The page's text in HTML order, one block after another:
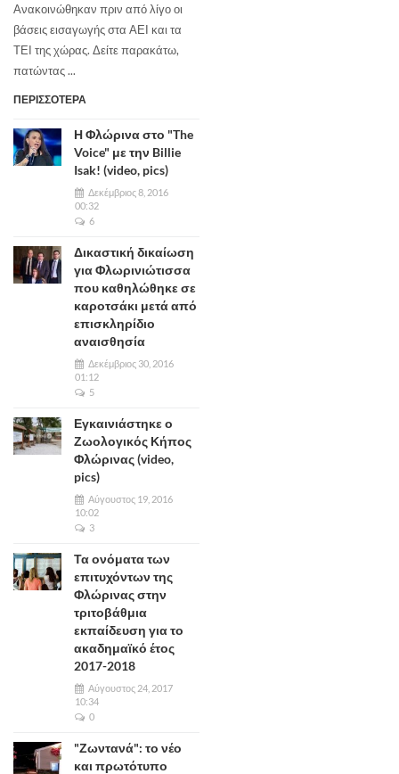
Ανακοινώθηκαν πριν από λίγο οι
βάσεις εισαγωγής στα ΑΕΙ και τα
ΤΕΙ της χώρας. Δείτε παρακάτω,
πατώντας ...
ΠΕΡΙΣΣΟΤΕΡΑ
Η Φλώρινα στο "The
Voice" με την Billie
Isak! (video, pics)
Δεκέμβριος 8, 2016
00:32
6
Δικαστική δικαίωση
για Φλωρινιώτισσα
που καθηλώθηκε σε
καροτσάκι μετά από
επισκληρίδιο
αναισθησία
Δεκέμβριος 30, 2016
01:12
5
Εγκαινιάστηκε ο
Ζωολογικός Κήπος
Φλώρινας (video,
pics)
Αύγουστος 19, 2016
10:02
3
Τα ονόματα των
επιτυχόντων της
Φλώρινας στην
τριτοβάθμια
εκπαίδευση για το
ακαδημαϊκό έτος
2017-2018
Αύγουστος 24, 2017
10:34
0
"Ζωντανά": το νέο
και πρωτότυπο